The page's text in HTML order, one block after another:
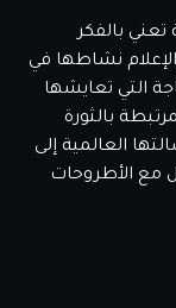
تعني بالفكر
نشاطها في
الحاجة التي تعايشها
بالثورة
العالمية إلى
مع الأطروحات